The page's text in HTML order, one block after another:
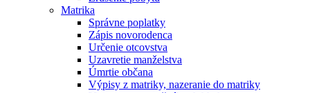
Matrika
Správne poplatky
Zápis novorodenca
Určenie otcovstva
Uzavretie manželstva
Úmrtie občana
Výpisy z matriky, nazeranie do matriky